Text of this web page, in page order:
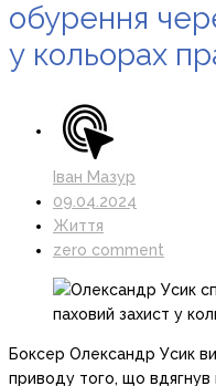
обурення
у кольорах
Іван Мазур
09.04.2024
Життя
zero comment
Боксер Олександр Усик
приводу того, що вдягнув